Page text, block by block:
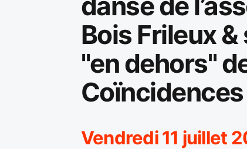
Bois Frileux
"en dehors"
Vendredi 11 juillet